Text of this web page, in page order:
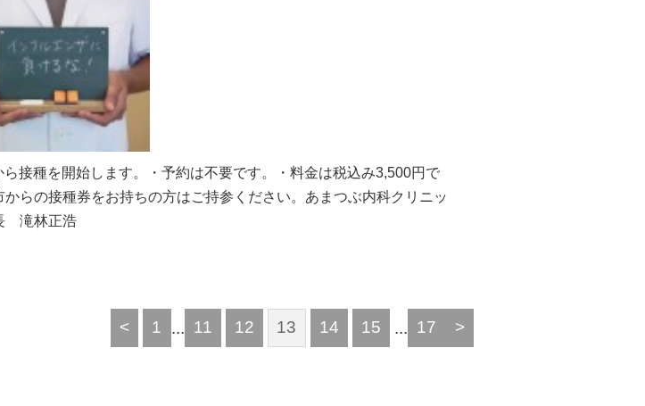
ら接種を開始します。・予約は不要です。・料金は税込み3,500円で
からの接種券をお持ちの方はご持参ください。あまつぶ内科クリニッ
滝林正浩
< 1 ... 11 12 13 14 15 ... 17 >